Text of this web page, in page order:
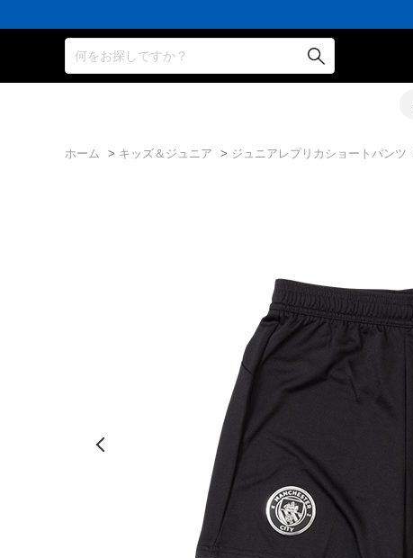
何をお探しですか？
ホーム > キッズ＆ジュニア > ジュニアレプリカショートパンツ